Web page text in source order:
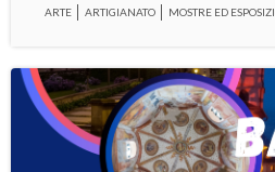
ARTE ARTIGIANATO MOSTRE ED